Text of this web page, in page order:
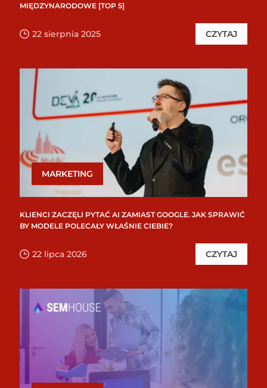
MIĘDZYNARODOWE [TOP 5]
22 sierpnia 2025 CZYTAJ
MARKETING
KLIENCI ZACZĘLI PYTAĆ AI ZAMIAST GOOGLE. JAK SPRAWIĆ
BY MODELE POLECAŁY WŁAŚNIE CIEBIE?
22 lipca 2026 CZYTAJ